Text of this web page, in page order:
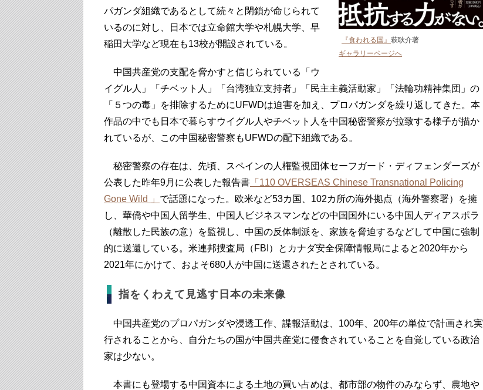
『食われる国』 萩耿介著
ギャラリーページへ
パガンダ組織であるとして続々と閉鎖が命じられて
いるのに対し、日本では立命館大学や札幌大学、早
稲田大学など現在も13校が開設されている。
中国共産党の支配を脅かすと信じられている「ウ
イグル人」「チベット人」「台湾独立支持者」「民主主義活動家」「法輪功精神集団」の
「５つの毒」を排除するためにUFWDは迫害を加え、プロパガンダを繰り返してきた。本
作品の中でも日本で暮らすウイグル人やチベット人を中国秘密警察が拉致する様子が描か
れているが、この中国秘密警察もUFWDの配下組織である。
秘密警察の存在は、先頃、スペインの人権監視団体セーフガード・ディフェンダーズが
公表した昨年9月に公表した報告書 「110 OVERSEAS Chinese Transnational Policing
Gone Wild 」 で話題になった。欧米など53カ国、102カ所の海外拠点（海外警察署）を擁
し、華僑や中国人留学生、中国人ビジネスマンなどの中国国外にいる中国人ディアスポラ
（離散した民族の意）を監視し、中国の反体制派を、家族を脅迫するなどして中国に強制
的に送還している。米連邦捜査局（FBI）とカナダ安全保障情報局によると2020年から
2021年にかけて、およそ680人が中国に送還されたとされている。
指をくわえて見逃す日本の未来像
中国共産党のプロパガンダや浸透工作、諜報活動は、100年、200年の単位で計画され実
行されることから、自分たちの国が中国共産党に侵食されていることを自覚している政治
家は少ない。
本書にも登場する中国資本による土地の買い占めは、都市部の物件のみならず、農地や